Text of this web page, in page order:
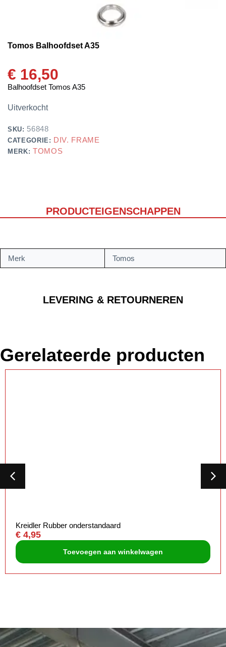
Tomos Balhoofdset A35
€ 16,50
Balhoofdset Tomos A35
Uitverkocht
SKU: 56848
CATEGORIE: DIV. FRAME
MERK: TOMOS
PRODUCTEIGENSCHAPPEN
LEVERING & RETOURNEREN
Merk Tomos
Gerelateerde producten
Kreidler Rubber onderstandaard
€ 4,95
Toevoegen aan winkelwagen